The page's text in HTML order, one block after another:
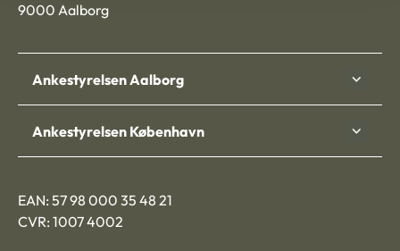
9000 Aalborg
Ankestyrelsen Aalborg
Ankestyrelsen København
EAN: 57 98 000 35 48 21
CVR: 1007 4002